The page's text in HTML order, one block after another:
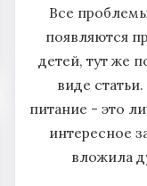
Все
появляются
детей, тут же
виде
питание - это
интересное
вложила